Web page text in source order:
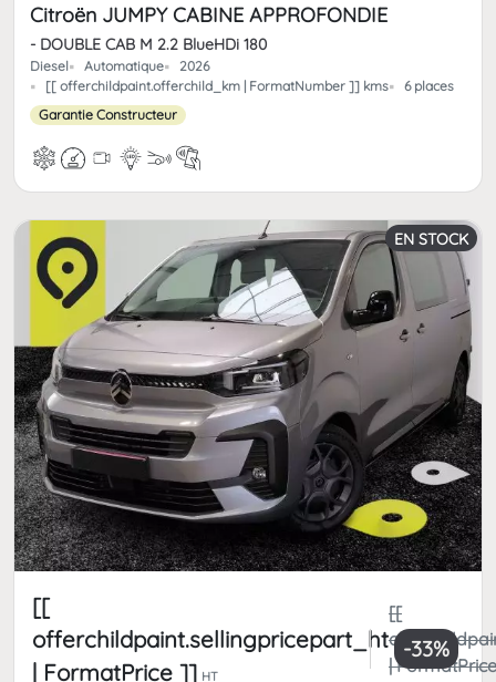
Citroën JUMPY CABINE APPROFONDIE
- DOUBLE CAB M 2.2 BlueHDi 180
Diesel Automatique
2026
[[ offerchildpaint.offerchild_km | FormatNumber ]] kms
6 places
Garantie Constructeur
EN STOCK
[[
offerchildpaint.sellingpricepart_ht
| FormatPrice ]] HT
[[
|
-33%